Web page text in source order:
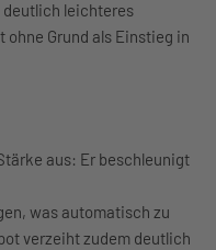
deutlich leichteres
Grund als Einstieg in
aus: Er beschleunigt
was automatisch zu
verzeiht zudem deutlich